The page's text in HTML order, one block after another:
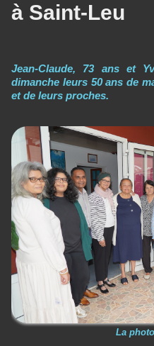
à Saint-Leu
Jean-Claude, 73 ans et
dimanche leurs 50 ans de
et de leurs proches.
La